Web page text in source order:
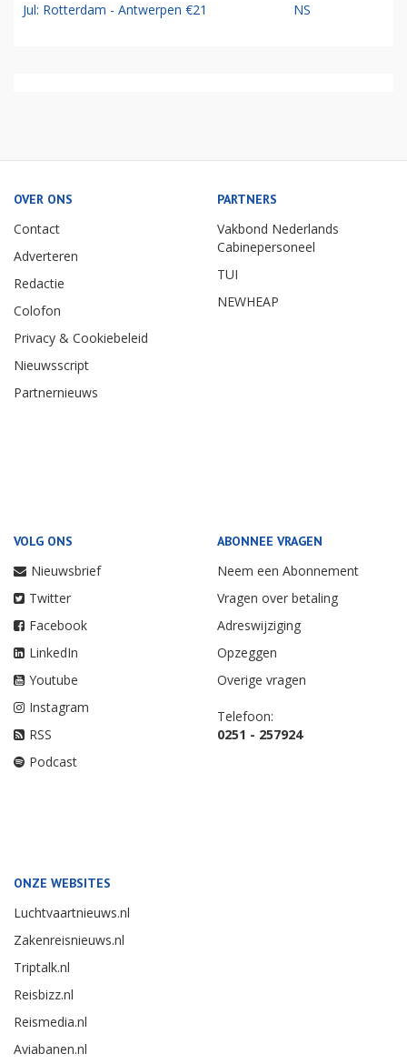
Jul: Rotterdam - Antwerpen €21 NS
OVER ONS
Contact
Adverteren
Redactie
Colofon
Privacy & Cookiebeleid
Nieuwsscript
Partnernieuws
PARTNERS
Vakbond Nederlands
Cabinepersoneel
TUI
NEWHEAP
VOLG ONS
Nieuwsbrief
Twitter
Facebook
LinkedIn
Youtube
Instagram
RSS
Podcast
ABONNEE VRAGEN
Neem een Abonnement
Vragen over betaling
Adreswijziging
Opzeggen
Overige vragen
Telefoon:
0251 - 257924
ONZE WEBSITES
Luchtvaartnieuws.nl
Zakenreisnieuws.nl
Triptalk.nl
Reisbizz.nl
Reismedia.nl
Aviabanen.nl